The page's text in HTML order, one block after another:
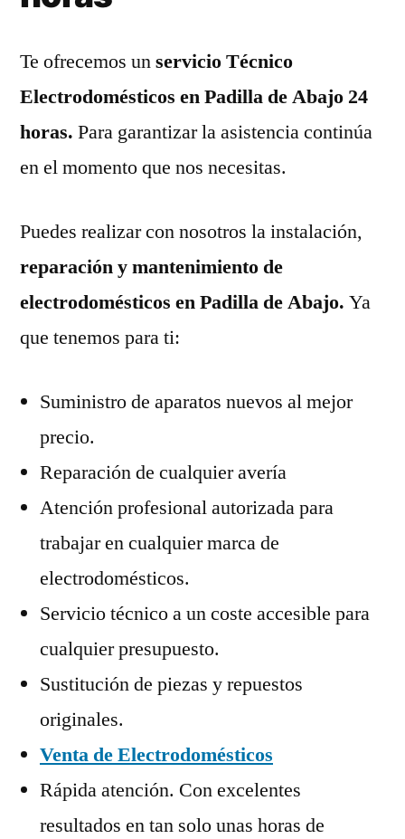
Te ofrecemos unservicio Técnico
Electrodomésticos en Padilla de Abajo 24
horas. Para garantizar la asistencia continúa
en el momento que nos necesitas.
Puedes realizar con nosotros la instalación,
reparación y mantenimiento de
electrodomésticos en Padilla de Abajo. Ya
que tenemos para ti:
Suministro de aparatos nuevos al mejor
precio.
Reparación de cualquier avería
Atención profesional autorizada para
trabajar en cualquier marca de
electrodomésticos.
Servicio técnico a un coste accesible para
cualquier presupuesto.
Sustitución de piezas y repuestos
originales.
Venta de Electrodomésticos
Rápida atención. Con excelentes
resultados en tan solo unas horas de